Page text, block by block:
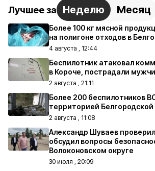
Лучшее за Неделю Месяц
Более 100 кг мясной
на полигоне отходов в
4 августа , 12:44
Беспилотник атаковал
в Короче, пострадали
2 августа , 21:11
Более 200 беспилотников
территорией Белгородской
2 августа , 11:08
Александр Шуваев
обсудил вопросы
Волоконовском округе
30 июля , 20:09